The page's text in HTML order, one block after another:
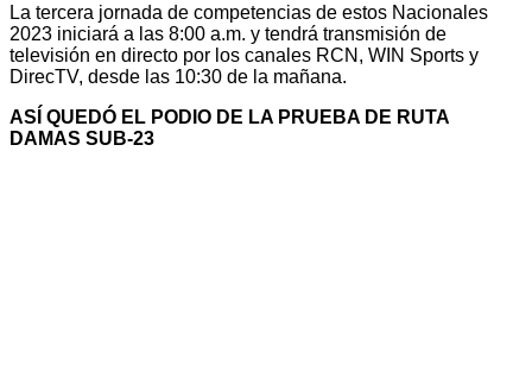
La tercera jornada de competencias de estos Nacionales
2023 iniciará a las 8:00 a.m. y tendrá transmisión de
televisión en directo por los canales RCN, WIN Sports y
DirecTV, desde las 10:30 de la mañana.
ASÍ QUEDÓ EL PODIO DE LA PRUEBA DE RUTA
DAMAS SUB-23